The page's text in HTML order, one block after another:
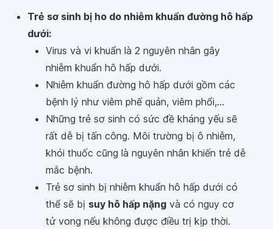
Trẻ sơ sinh bị ho do nhiễm khuẩn đường hô hấp
dưới:
Virus và vi khuẩn là 2 nguyên nhân gây
nhiễm khuẩn hô hấp dưới.
Nhiễm khuẩn đường hô hấp dưới gồm các
bệnh lý như viêm phế quản, viêm phổi,...
Những trẻ sơ sinh có sức đề kháng yếu sẽ
rất dễ bị tấn công. Môi trường bị ô nhiễm,
khói thuốc cũng là nguyên nhân khiến trẻ dễ
mắc bệnh.
Trẻ sơ sinh bị nhiễm khuẩn hô hấp dưới có
thể sẽ bị suy hô hấp nặng và có nguy cơ
tử vong nếu không được điều trị kịp thời.